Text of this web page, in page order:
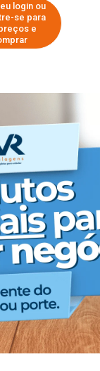
login ou
se para
e